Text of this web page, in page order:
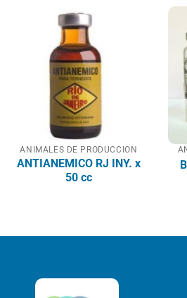
ANIMALES DE PRODUCCION
ANTIANEMICO RJ INY. x
50 cc